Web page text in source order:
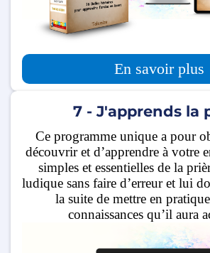
En savoir plus
7 - J'apprends la
Ce programme unique a pour
découvrir et d’apprendre à votre
simples et essentielles de la
ludique sans faire d’erreur et lui
la suite de mettre en
connaissances qu’il aura